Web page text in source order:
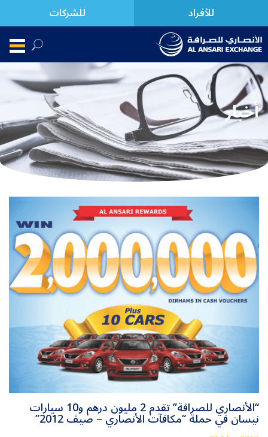
للأفراد للشركات
أخبار
“الأنصاري للصرافة” تقدم 2 مليون درهم و10 سياراتنيسان في حملة “مكافآت الأنصاري – صيف 2012”